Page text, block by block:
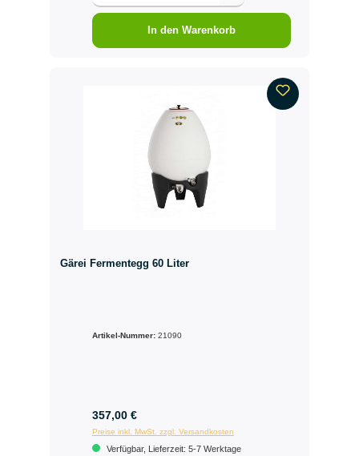
In den Warenkorb
Gärei Fermentegg 60 Liter
Artikel-Nummer: 21090
357,00 €
Preise inkl. MwSt. zzgl. Versandkosten
Verfügbar, Lieferzeit: 5-7 Werktage